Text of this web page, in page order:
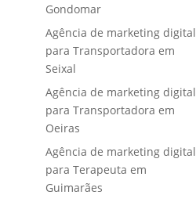
Gondomar
Agência de marketing digital
para Transportadora em
Seixal
Agência de marketing digital
para Transportadora em
Oeiras
Agência de marketing digital
para Terapeuta em
Guimarães